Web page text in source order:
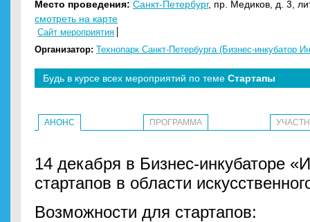
Место проведения: Санкт-Петербург, пр. Медиков, д. 3,
смотреть на карте
Сайт мероприятия
Организатор: Технопарк Санкт-Петербурга (Бизнес-инкубатор
Будь в курсе всех мероприятий по теме Стартапы
АНОНС ПРОГРАММА
14 декабря в Бизнес-инкубаторе
стартапов в области
Возможности для стартапов: